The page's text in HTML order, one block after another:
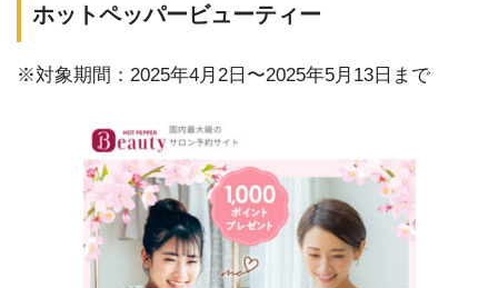
ホットペッパービューティー
※対象期間：2025年4月2日〜2025年5月13日まで